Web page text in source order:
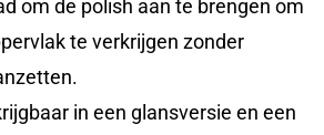
om de polish aan te brengen om
te verkrijgen zonder
in een glansversie en een